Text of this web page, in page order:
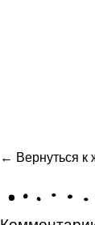
← Вернуться к